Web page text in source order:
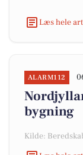
Læs hele
ALARM112
bygning
Kilde: